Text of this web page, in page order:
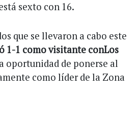
sexto con 16.
que se llevaron a cabo este
1-1 como visitante conLos
oportunidad de ponerse al
como líder de la Zona